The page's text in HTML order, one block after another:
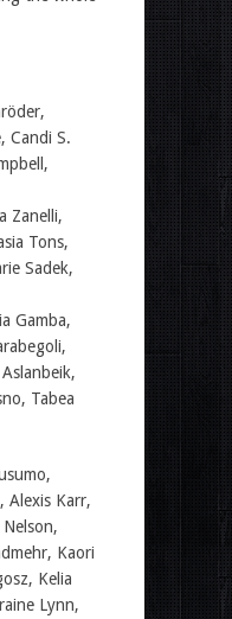
Candi S.
Zanelli,
Tons,
Sadek,
Gamba,
Tabea
Alexis Karr,
Kaori
Kelia
Lynn,